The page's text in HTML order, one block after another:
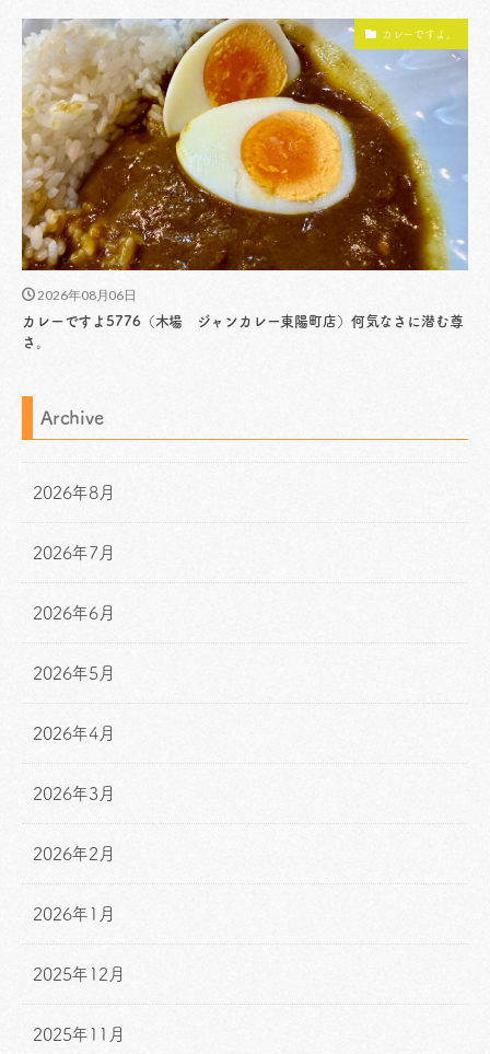
カレーですよ。
2026年08月06日
カレーですよ5776（木場 ジャンカレー東陽町店）何気なさに潜む尊
さ。
Archive
2026年8月
2026年7月
2026年6月
2026年5月
2026年4月
2026年3月
2026年2月
2026年1月
2025年12月
2025年11月